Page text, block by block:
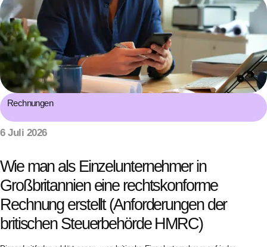
Rechnungen
6 Juli 2026
Wie man als Einzelunternehmer in
Großbritannien eine rechtskonforme
Rechnung erstellt (Anforderungen der
britischen Steuerbehörde HMRC)